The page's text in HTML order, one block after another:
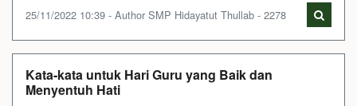
25/11/2022 10:39 - Author SMP Hidayatut Thullab - 2278
Kata-kata untuk Hari Guru yang Baik dan
Menyentuh Hati